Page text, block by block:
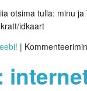
otsima tulla: minu
idkaart
|